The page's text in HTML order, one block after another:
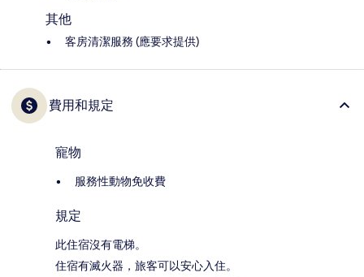
其他
客房清潔服務 (應要求提供)
費用和規定
寵物
服務性動物免收費
規定
此住宿沒有電梯。
住宿有滅火器，旅客可以安心入住。